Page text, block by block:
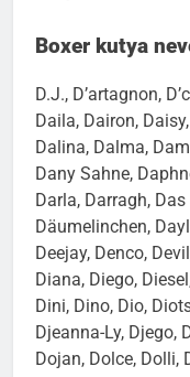
Boxer kutya
D.J., D’artagnon,
Daila, Dairon,
Dalina, Dalma,
Dany Sahne,
Darla, Darragh,
Däumelinchen,
Deejay, Denco,
Diana, Diego,
Dini, Dino, Dio,
Djeanna-Ly, Djego,
Dojan, Dolce, Dolli,